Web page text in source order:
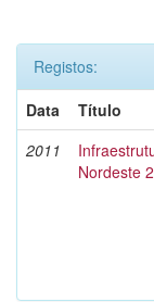
Registos:
Data
Título
2011
Nordeste